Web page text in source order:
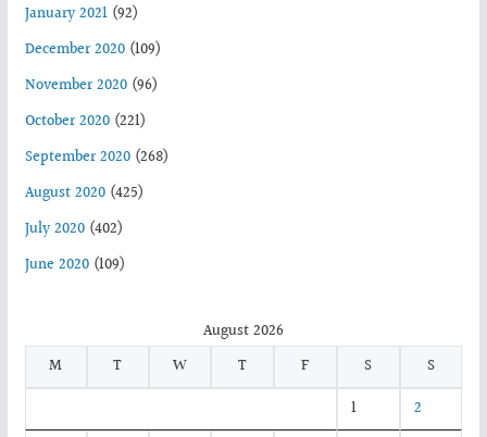
January 2021(92)
December 2020(109)
November 2020(96)
October 2020(221)
September 2020(268)
August 2020(425)
July 2020(402)
June 2020(109)
August 2026
M
T W T F S
S
1
2